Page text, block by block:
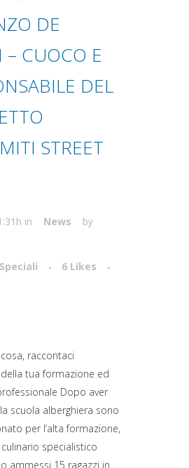
DE
– CUOCO E
DEL
STREET
in News by
6 Likes
raccontaci
tua formazione ed
Dopo aver
scuola alberghiera sono
per l’alta formazione,
specialistico
ammessi 15 ragazzi in